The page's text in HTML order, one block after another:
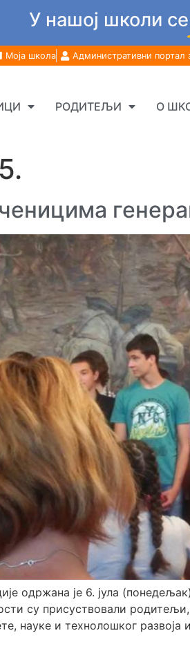
У нашој школи се
Моја школа Административни портал
РОДИТЕЉИ О
одржана је 6. јула
су присуствовали
науке и технолошког развоја